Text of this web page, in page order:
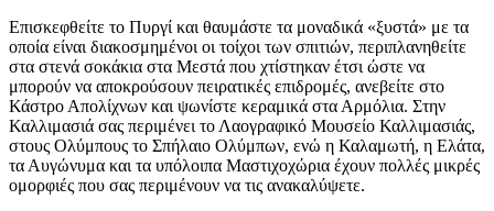
Επισκεφθείτε το Πυργί και θαυμάστε τα μοναδικά «ξυστά» με τα
οποία είναι διακοσμημένοι οι τοίχοι των σπιτιών, περιπλανηθείτε
στα στενά σοκάκια στα Μεστά που χτίστηκαν έτσι ώστε να
μπορούν να αποκρούσουν πειρατικές επιδρομές, ανεβείτε στο
Κάστρο Απολίχνων και ψωνίστε κεραμικά στα Αρμόλια. Στην
Καλλιμασιά σας περιμένει το Λαογραφικό Μουσείο Καλλιμασιάς,
στους Ολύμπους το Σπήλαιο Ολύμπων, ενώ η Καλαμωτή, η Ελάτα,
τα Αυγώνυμα και τα υπόλοιπα Μαστιχοχώρια έχουν πολλές μικρές
ομορφιές που σας περιμένουν να τις ανακαλύψετε.